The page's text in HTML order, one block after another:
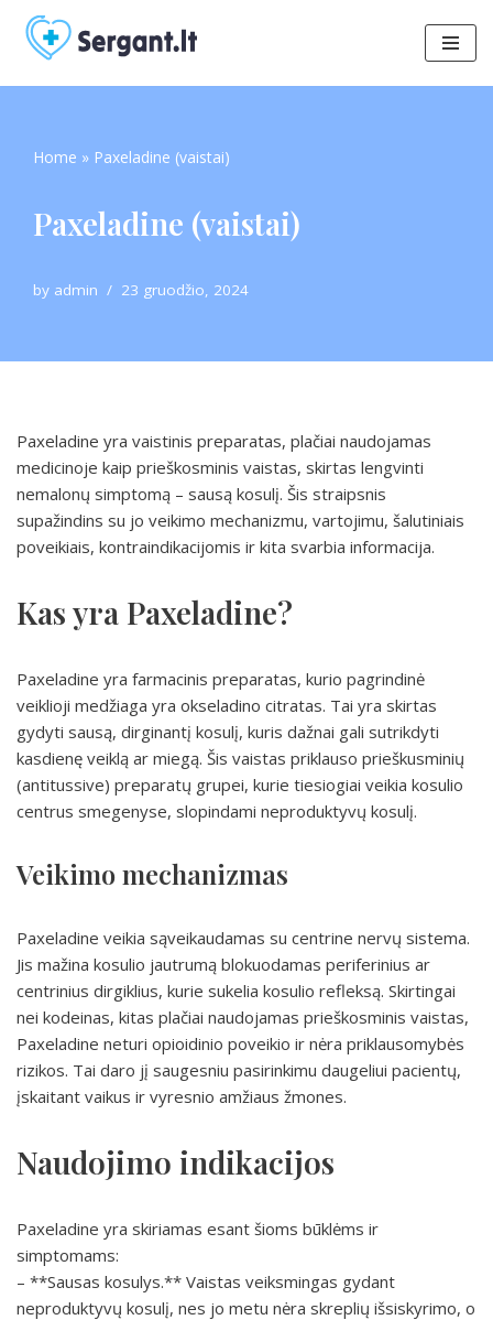
Skip
to
Home » Paxeladine (vaistai)
Paxeladine (vaistai)
by admin 23 gruodžio, 2024
Paxeladine yra vaistinis preparatas, plačiai naudojamas
medicinoje kaip prieškosminis vaistas, skirtas lengvinti
nemalonų simptomą – sausą kosulį. Šis straipsnis
supažindins su jo veikimo mechanizmu, vartojimu, šalutiniais
poveikiais, kontraindikacijomis ir kita svarbia informacija.
Kas yra Paxeladine?
Paxeladine yra farmacinis preparatas, kurio pagrindinė
veiklioji medžiaga yra okseladino citratas. Tai yra skirtas
gydyti sausą, dirginantį kosulį, kuris dažnai gali sutrikdyti
kasdienę veiklą ar miegą. Šis vaistas priklauso prieškusminių
(antitussive) preparatų grupei, kurie tiesiogiai veikia kosulio
centrus smegenyse, slopindami neproduktyvų kosulį.
Veikimo mechanizmas
Paxeladine veikia sąveikaudamas su centrine nervų sistema.
Jis mažina kosulio jautrumą blokuodamas periferinius ar
centrinius dirgiklius, kurie sukelia kosulio refleksą. Skirtingai
nei kodeinas, kitas plačiai naudojamas prieškosminis vaistas,
Paxeladine neturi opioidinio poveikio ir nėra priklausomybės
rizikos. Tai daro jį saugesniu pasirinkimu daugeliui pacientų,
įskaitant vaikus ir vyresnio amžiaus žmones.
Naudojimo indikacijos
Paxeladine yra skiriamas esant šioms būklėms ir
simptomams:
– **Sausas kosulys.** Vaistas veiksmingas gydant
neproduktyvų kosulį, nes jo metu nėra skreplių išsiskyrimo, o